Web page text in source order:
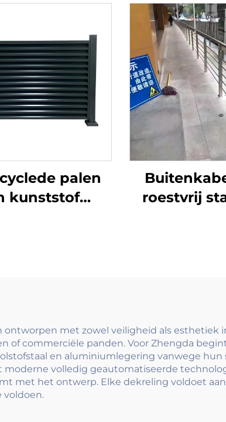
palen
kunststof
roestvrij
met zowel veiligheid als esthetiek
of commerciële panden. Voor Zhengda
en aluminiumlegering vanwege
volledig geautomatiseerde
met het ontwerp. Elke dekreling voldoet
voldoen.